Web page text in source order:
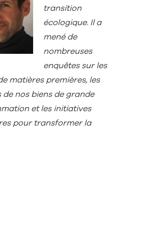
transition
écologique. Il a
mené de
nombreuses
enquêtes sur les
matières premières, les
de nos biens de grande
et les initiatives
pour transformer la